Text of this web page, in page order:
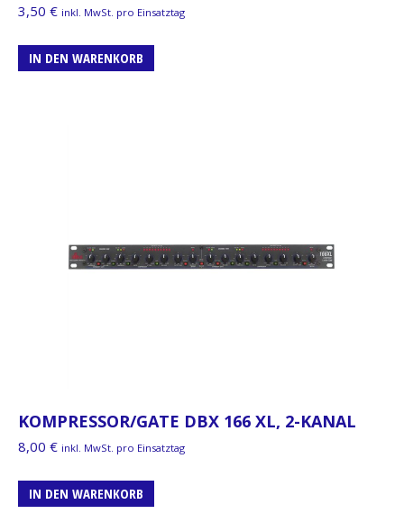
3,50 € inkl. MwSt. pro Einsatztag
IN DEN WARENKORB
KOMPRESSOR/GATE DBX 166 XL, 2-KANAL
8,00 € inkl. MwSt. pro Einsatztag
IN DEN WARENKORB